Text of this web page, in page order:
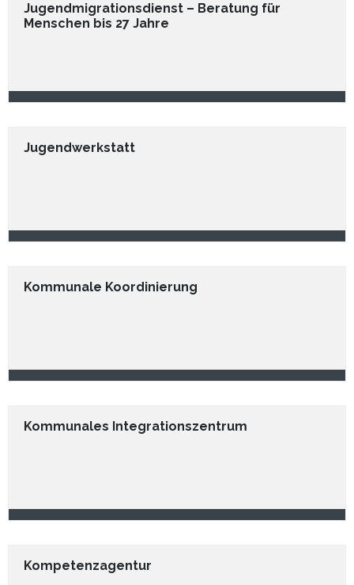
Jugendmigrationsdienst – Beratung für
Menschen bis 27 Jahre
Jugendwerkstatt
Kommunale Koordinierung
Kommunales Integrationszentrum
Kompetenzagentur